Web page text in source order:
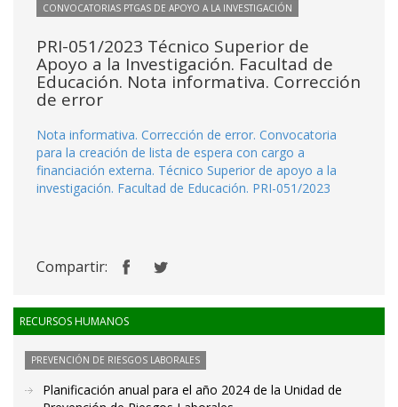
CONVOCATORIAS PTGAS DE APOYO A LA INVESTIGACIÓN
PRI-051/2023 Técnico Superior de
Apoyo a la Investigación. Facultad de
Educación. Nota informativa. Corrección
de error
Nota informativa. Corrección de error. Convocatoria
para la creación de lista de espera con cargo a
financiación externa. Técnico Superior de apoyo a la
investigación. Facultad de Educación. PRI-051/2023
Compartir:
RECURSOS HUMANOS
PREVENCIÓN DE RIESGOS LABORALES
Planificación anual para el año 2024 de la Unidad de